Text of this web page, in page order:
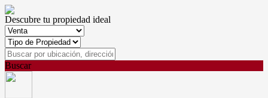
Descubre tu propiedad ideal
Buscar